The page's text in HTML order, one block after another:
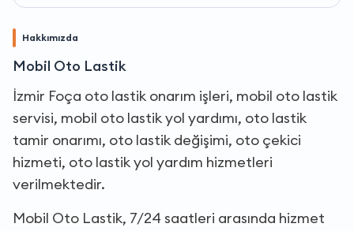
Hakkımızda
Mobil Oto Lastik
İzmir Foça oto lastik onarım işleri, mobil oto lastik
servisi, mobil oto lastik yol yardımı, oto lastik
tamir onarımı, oto lastik değişimi, oto çekici
hizmeti, oto lastik yol yardım hizmetleri
verilmektedir.
Mobil Oto Lastik, 7/24 saatleri arasında hizmet